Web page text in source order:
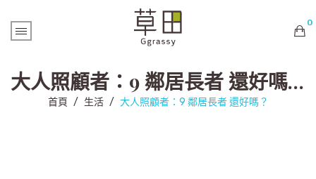
0
購物車內未有商品 大人照顧者：9 鄰居長者 還好嗎？
首頁 / 生活 / 大人照顧者：9 鄰居長者 還好嗎？